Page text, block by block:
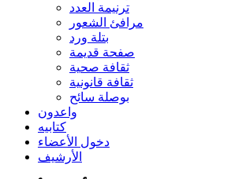
ترنيمة العدد
مرافئ الشعور
بتلة ورد
صفحة قديمة
ثقافة صحية
ثقافة قانونية
بوصلة سائح
واعدون
كتابيه
دخول الأعضاء
الأرشيف